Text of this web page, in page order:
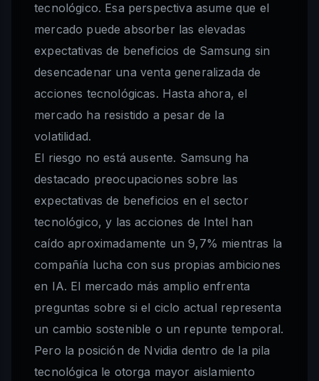
tecnológico. Esa perspectiva asume que el
mercado puede absorber las elevadas
expectativas de beneficios de Samsung sin
desencadenar una venta generalizada de
acciones tecnológicas. Hasta ahora, el
mercado ha resistido a pesar de la
volatilidad.
El riesgo no está ausente. Samsung ha
destacado preocupaciones sobre las
expectativas de beneficios en el sector
tecnológico, y las acciones de Intel han
caído aproximadamente un 9,7% mientras la
compañía lucha con sus propias ambiciones
en IA. El mercado más amplio enfrenta
preguntas sobre si el ciclo actual representa
un cambio sostenible o un repunte temporal.
Pero la posición de Nvidia dentro de la pila
tecnológica le otorga mayor aislamiento